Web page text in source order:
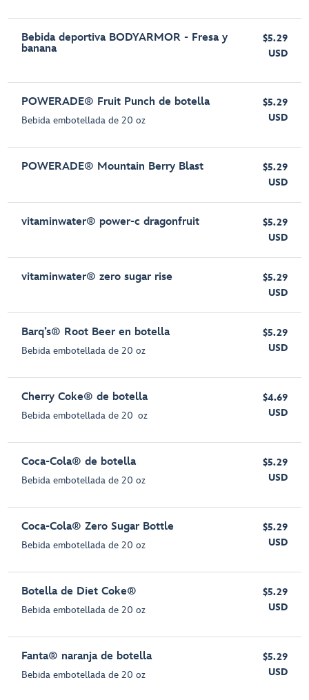
Bebida deportiva BODYARMOR - Fresa y
banana
$5.29
USD
POWERADE® Fruit Punch de botella
Bebida embotellada de 20 oz
$5.29
USD
POWERADE® Mountain Berry Blast
$5.29
USD
vitaminwater® power-c dragonfruit
$5.29
USD
vitaminwater® zero sugar rise
$5.29
USD
Barq’s® Root Beer en botella
Bebida embotellada de 20 oz
$5.29
USD
Cherry Coke® de botella
Bebida embotellada de 20 oz
$4.69
USD
Coca-Cola® de botella
Bebida embotellada de 20 oz
$5.29
USD
Coca-Cola® Zero Sugar Bottle
Bebida embotellada de 20 oz
$5.29
USD
Botella de Diet Coke®
Bebida embotellada de 20 oz
$5.29
USD
Fanta® naranja de botella
Bebida embotellada de 20 oz
$5.29
USD